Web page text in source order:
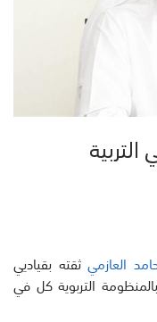
التربية
العازميثقته بقياديي
التربوية كل في